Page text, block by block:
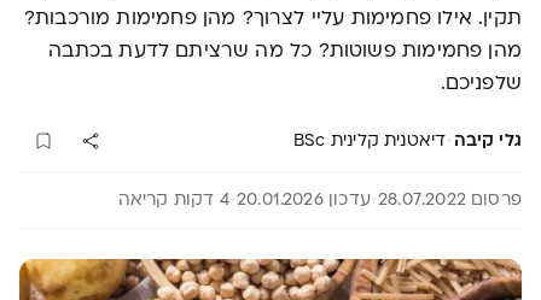
תקין. אילו פחמימות עליי לצרוך? מהן פחמימות מורכבות?
מהן פחמימות פשוטות? כל מה שרציתם לדעת בכתבה
שלפניכם.
גלי קיבה ·דיאטנית קלינית BSc
פרסום 28.07.2022 עדכון 20.01.2026 4 דקות קריאה